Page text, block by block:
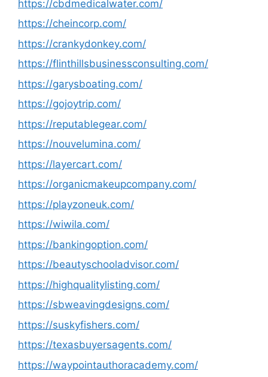
https://cbdmedicalwater.com/
https://cheincorp.com/
https://crankydonkey.com/
https://flinthillsbusinessconsulting.com/
https://garysboating.com/
https://gojoytrip.com/
https://reputablegear.com/
https://nouvelumina.com/
https://layercart.com/
https://organicmakeupcompany.com/
https://playzoneuk.com/
https://wiwila.com/
https://bankingoption.com/
https://beautyschooladvisor.com/
https://highqualitylisting.com/
https://sbweavingdesigns.com/
https://suskyfishers.com/
https://texasbuyersagents.com/
https://waypointauthoracademy.com/